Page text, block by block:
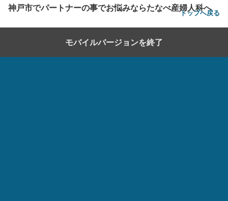
神戸市でパートナーの事でお悩みならたなべ産婦人科へ
トップへ戻る
モバイルバージョンを終了